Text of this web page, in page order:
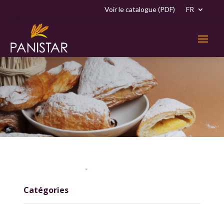
Voir le catalogue (PDF) FR
Catégories